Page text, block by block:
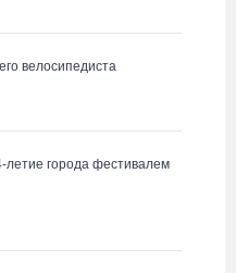
велосипедиста
города фестивалем